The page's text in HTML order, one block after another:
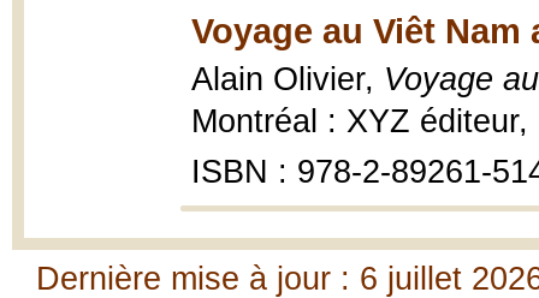
Voyage au Viêt
Alain Olivier, Voyage
Montréal : XYZ
ISBN : 978-2-89261-
Dernière mise à jour : 6 juillet